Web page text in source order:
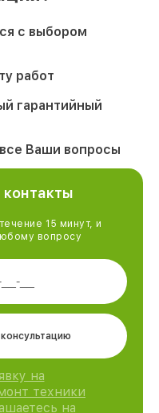
с выбором
работ
гарантийный
Ваши вопросы
15 минут, и
вопросу
на
техники
на